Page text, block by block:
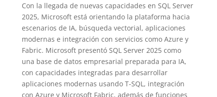
Con la llegada de nuevas capacidades en SQL Server
2025, Microsoft está orientando la plataforma hacia
escenarios de IA, búsqueda vectorial, aplicaciones
modernas e integración con servicios como Azure y
Fabric. Microsoft presentó SQL Server 2025 como
una base de datos empresarial preparada para IA,
con capacidades integradas para desarrollar
aplicaciones modernas usando T-SQL, integración
con Azure y Microsoft Fabric, además de funciones